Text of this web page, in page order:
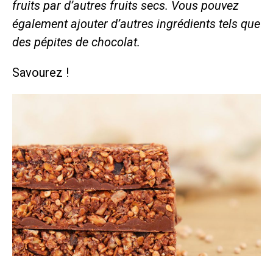
fruits par d’autres fruits secs. Vous pouvez
également ajouter d’autres ingrédients tels que
des pépites de chocolat.
Savourez !